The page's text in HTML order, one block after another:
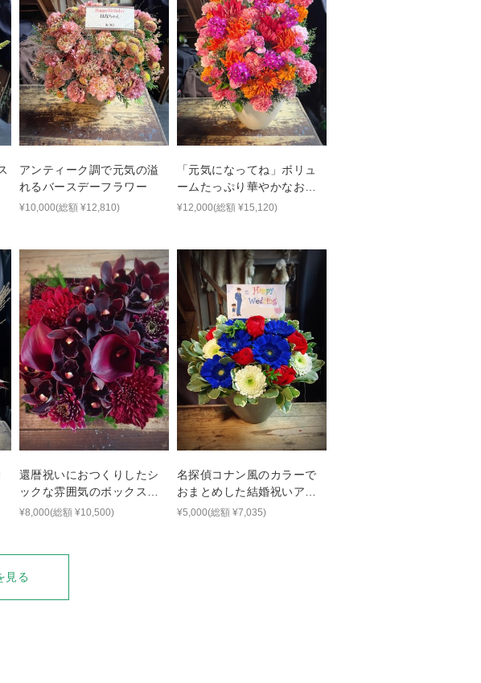
アンティーク調で元気の溢
れるバースデーフラワー
¥10,000(総額 ¥12,810)
「元気になってね」ボリュ
ームたっぷり華やかなお花
でおつくりしたバースデー
¥12,000(総額 ¥15,120)
還暦祝いにおつくりしたシ
ックな雰囲気のボックスフ
ラワー
¥8,000(総額 ¥10,500)
名探偵コナン風のカラーで
おまとめした結婚祝いアレ
ンジメント
¥5,000(総額 ¥7,035)
見る